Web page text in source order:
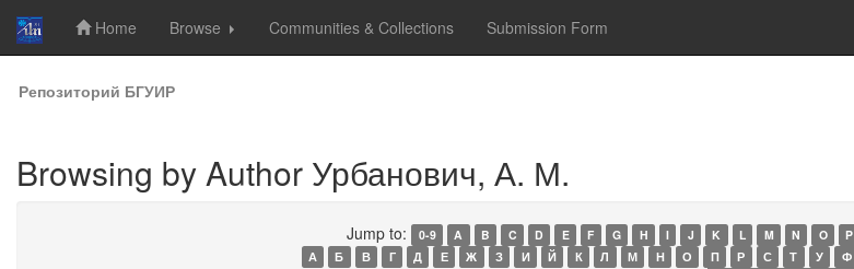
Skip
navigation
Home Browse Communities & Collections Submission Form
Репозиторий БГУИР
Browsing by Author Урбанович, А. М.
Jump to: 0-9 A B C D E F G H I J K L M N O P
А
Б В Г Д Е Ж З И Й К Л М Н О П Р С Т У Ф